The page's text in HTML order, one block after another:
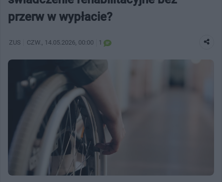
przerw w wypłacie?
ZUS CZW. , 14.05.2026, 00:00 1